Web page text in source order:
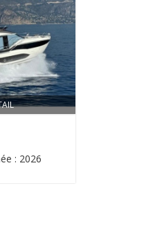
: 2026